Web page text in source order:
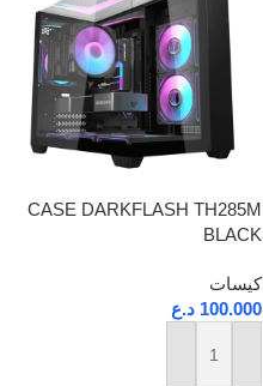
CASE DARKFLASH TH285M
BLACK
كيسات
100.000 د.ع
إضافة إلى السلة